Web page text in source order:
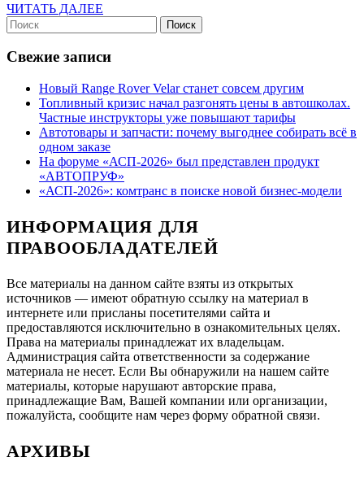
ЧИТАТЬ ДАЛЕЕ
Найти:
Свежие записи
Новый Range Rover Velar станет совсем другим
Топливный кризис начал разгонять цены в автошколах.
Частные инструкторы уже повышают тарифы
Автотовары и запчасти: почему выгоднее собирать всё в
одном заказе
На форуме «АСП-2026» был представлен продукт
«АВТОПРУФ»
«АСП-2026»: комтранс в поиске новой бизнес-модели
ИНФОРМАЦИЯ ДЛЯ
ПРАВООБЛАДАТЕЛЕЙ
Все материалы на данном сайте взяты из открытых
источников — имеют обратную ссылку на материал в
интернете или присланы посетителями сайта и
предоставляются исключительно в ознакомительных целях.
Права на материалы принадлежат их владельцам.
Администрация сайта ответственности за содержание
материала не несет. Если Вы обнаружили на нашем сайте
материалы, которые нарушают авторские права,
принадлежащие Вам, Вашей компании или организации,
пожалуйста, сообщите нам через форму обратной связи.
АРХИВЫ